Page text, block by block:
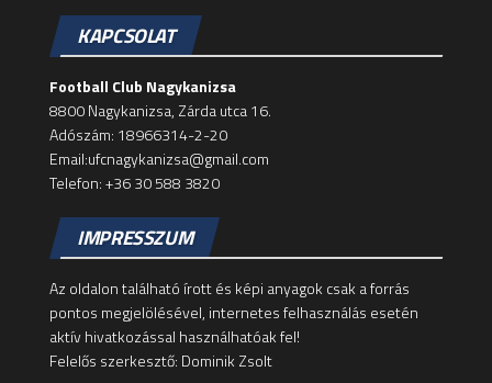
KAPCSOLAT
Football Club Nagykanizsa
8800 Nagykanizsa, Zárda utca 16.
Adószám: 18966314-2-20
Email:ufcnagykanizsa@gmail.com
Telefon: +36 30 588 3820
IMPRESSZUM
Az oldalon található írott és képi anyagok csak a forrás
pontos megjelölésével, internetes felhasználás esetén
aktív hivatkozással használhatóak fel!
Felelős szerkesztő: Dominik Zsolt